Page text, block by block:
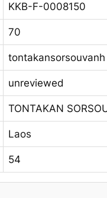
KKB-F-0008150
70
tontakansorsouvanh
unreviewed
TONTAKAN
Laos
54